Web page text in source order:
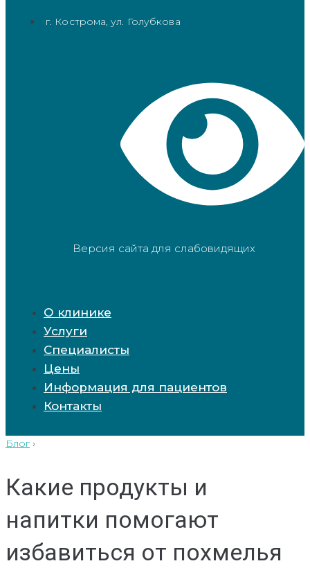
г. Кострома, ул. Голубкова
Версия сайта для слабовидящих
О клинике
Услуги
Специалисты
Цены
Информация для пациентов
Контакты
Блог ›
Какие продукты и
напитки помогают
избавиться от похмелья